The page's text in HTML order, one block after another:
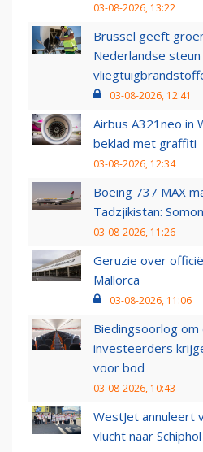
03-08-2026, 13:22
Brussel geeft
Nederlandse
03-08-2026, 12:41
Airbus A321neo in
beklad met graffiti
03-08-2026, 12:34
Boeing 737 MAX
Tadzjikistan:
03-08-2026, 11:26
Geruzie over
Mallorca
03-08-2026, 11:06
Biedingsoorlog
investeerders
voor bod
03-08-2026, 10:43
WestJet annuleert
vlucht naar Schiphol